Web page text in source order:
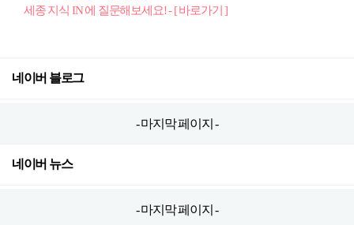
세종 지식 IN 에 질문해보세요! - [ 바로가기 ]
네이버 블로그
- 마지막 페이지 -
네이버 뉴스
- 마지막 페이지 -